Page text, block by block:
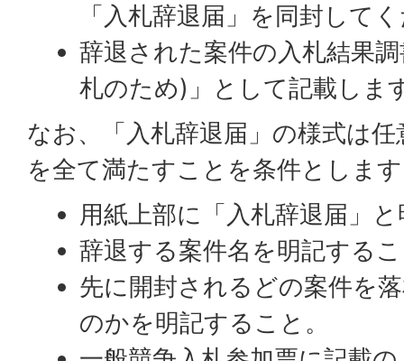
「入札辞退届」を同封して
辞退された案件の入札結果
札のため)」として記載しま
なお、「入札辞退届」の様式は
を全て満たすことを条件としま
用紙上部に「入札辞退届」
辞退する案件名を明記する
先に開封されるどの案件を
のかを明記すること。